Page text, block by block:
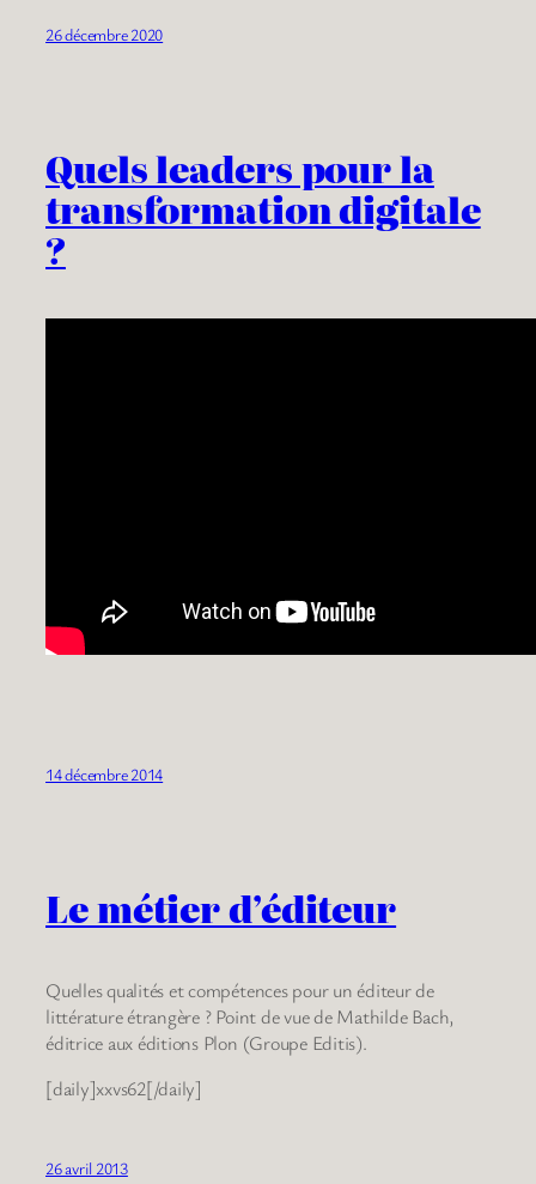
26 décembre 2020
Quels leaders pour la
transformation digitale
?
14 décembre 2014
Le métier d’éditeur
Quelles qualités et compétences pour un éditeur de
littérature étrangère ? Point de vue de Mathilde Bach,
éditrice aux éditions Plon (Groupe Editis).
[daily]xxvs62[/daily]
26 avril 2013